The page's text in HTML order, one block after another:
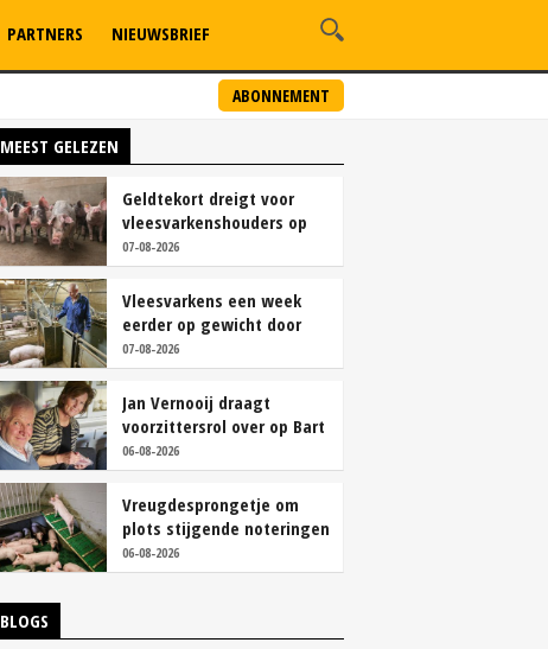
ABONNEMENT
PARTNERS NIEUWSBRIEF
MEEST GELEZEN
Geldtekort dreigt voor
vleesvarkenshouders op
vrije markt
07-08-2026
Vleesvarkens een week
eerder op gewicht door
continu aanbod van
brijvoer
07-08-2026
Jan Vernooij draagt
voorzittersrol over op Bart
Camps
06-08-2026
Vreugdesprongetje om
plots stijgende noteringen
06-08-2026
BLOGS